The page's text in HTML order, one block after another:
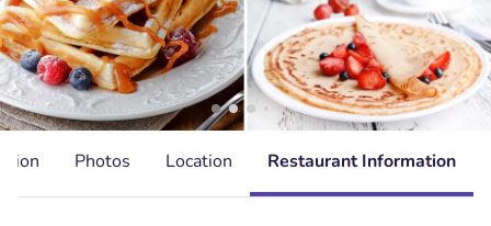
Photos Location Restaurant Information